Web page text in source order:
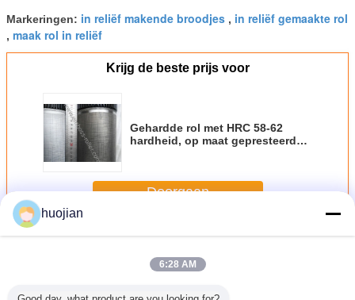
Markeringen: in reliëf makende broodjes , in reliëf gemaakte rol
, maak rol in reliëf
Krijg de beste prijs voor
Gehardde rol met HRC 58-62
hardheid, op maat gepresteerd
gepresteerde bewerkingen
Doorgaan
MeerHet in reliëf maken Rol
huojian
6:28 AM